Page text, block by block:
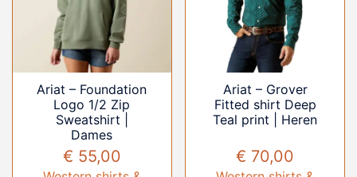
Ariat – Foundation
Logo 1/2 Zip
Sweatshirt |
Dames
€ 55,00
Ariat – Grover
Fitted shirt Deep
Teal print | Heren
€ 70,00